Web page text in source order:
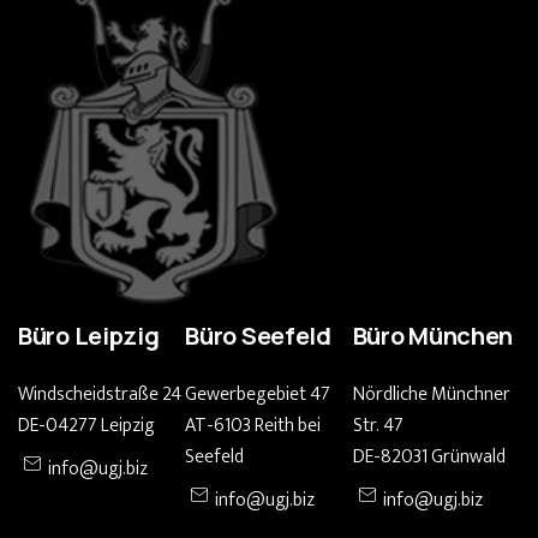
Büro Leipzig
Windscheidstraße 24
DE-04277 Leipzig
info@ugj.biz
Büro Seefeld
Gewerbegebiet 47
AT-6103 Reith bei
Seefeld
info@ugj.biz
Büro München
Nördliche Münchner
Str. 47
DE-82031 Grünwald
info@ugj.biz